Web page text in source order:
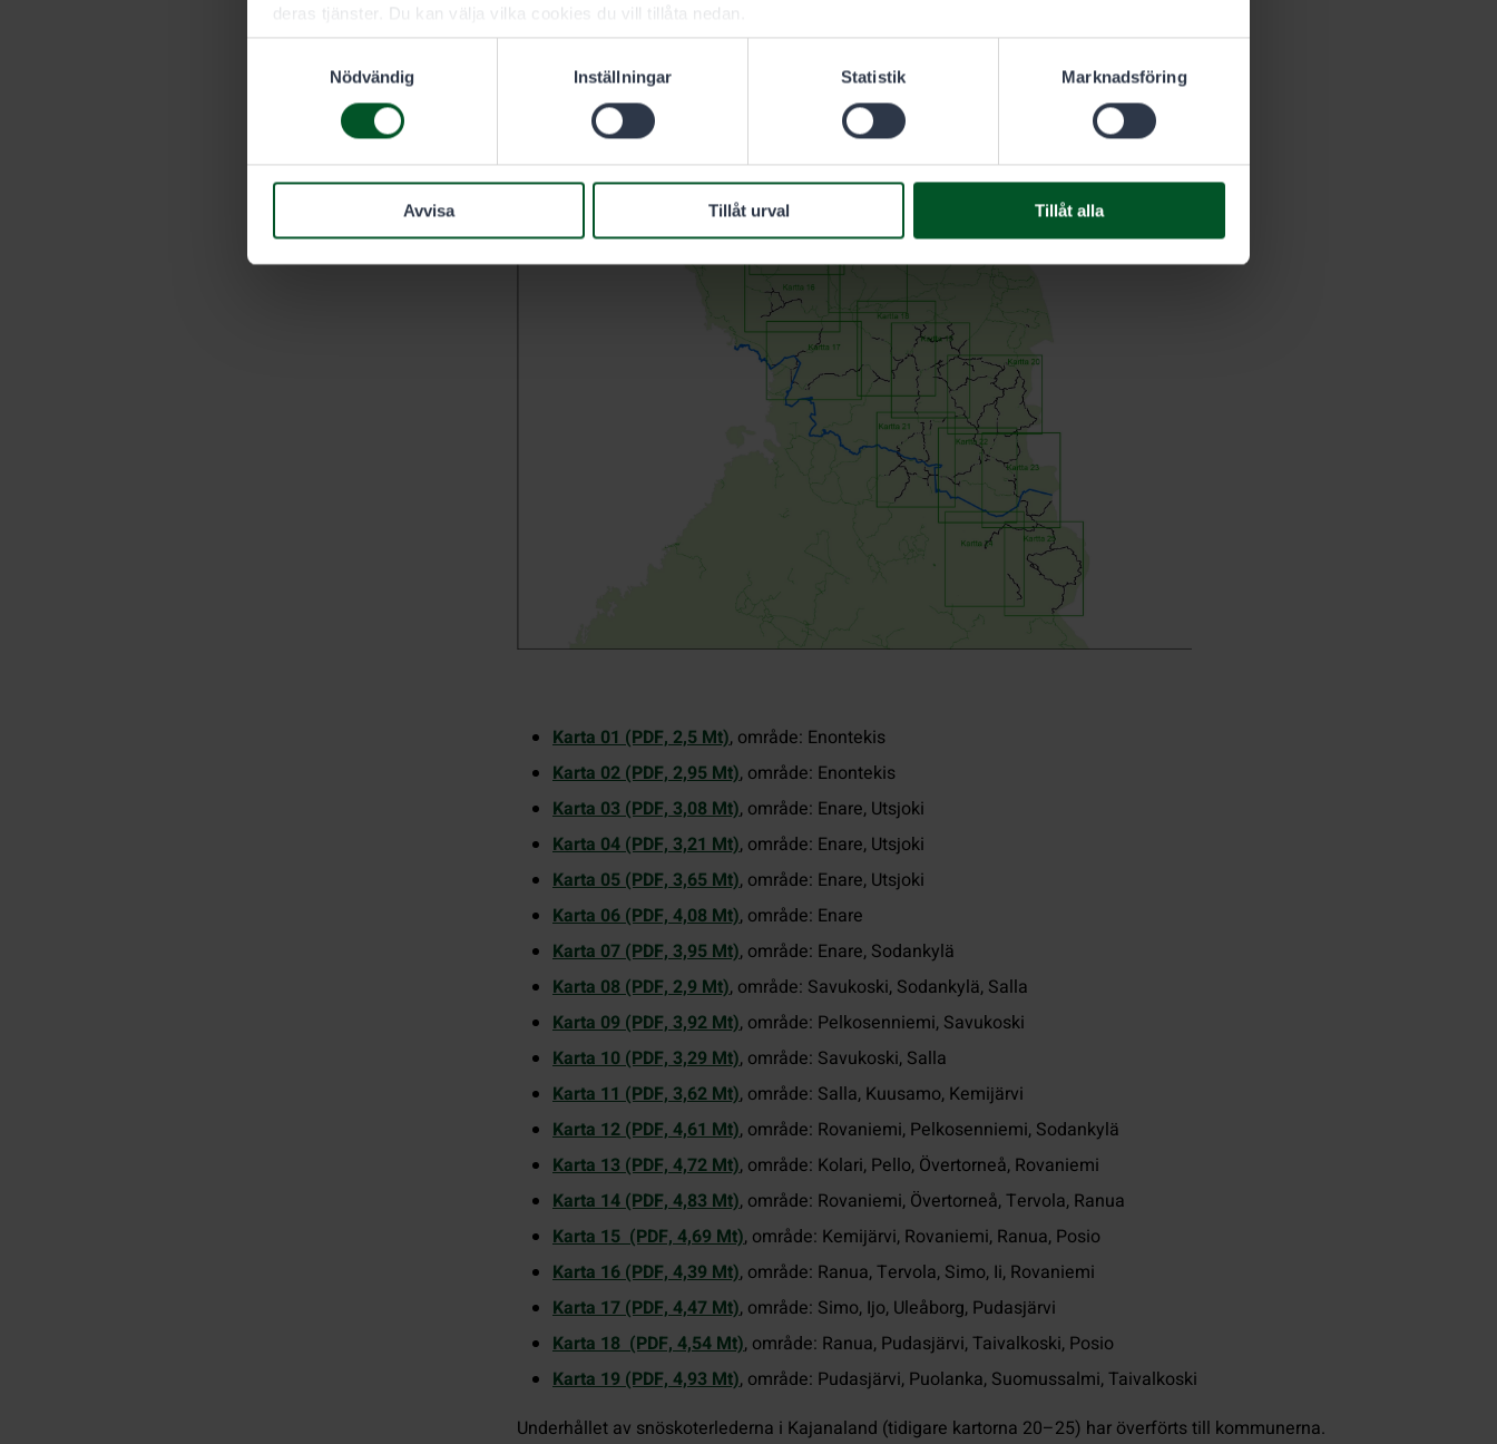
deras tjänster. Du kan välja vilka cookies du vill tillåta nedan.
Nödvändig
Inställningar Statistik Marknadsföring
Avvisa Tillåt urval Tillåt alla
Karta 01 (PDF, 2,5 Mt), område: Enontekis
Karta 02 (PDF, 2,95 Mt), område: Enontekis
Karta 03 (PDF, 3,08 Mt), område: Enare, Utsjoki
Karta 04 (PDF, 3,21 Mt), område: Enare, Utsjoki
Karta 05 (PDF, 3,65 Mt), område: Enare, Utsjoki
Karta 06 (PDF, 4,08 Mt), område: Enare
Karta 07 (PDF, 3,95 Mt), område: Enare, Sodankylä
Karta 08 (PDF, 2,9 Mt), område: Savukoski, Sodankylä, Salla
Karta 09 (PDF, 3,92 Mt), område: Pelkosenniemi, Savukoski
Karta 10 (PDF, 3,29 Mt), område: Savukoski, Salla
Karta 11 (PDF, 3,62 Mt), område: Salla, Kuusamo, Kemijärvi
Karta 12 (PDF, 4,61 Mt), område: Rovaniemi, Pelkosenniemi, Sodankylä
Karta 13 (PDF, 4,72 Mt), område: Kolari, Pello, Övertorneå, Rovaniemi
Karta 14 (PDF, 4,83 Mt), område: Rovaniemi, Övertorneå, Tervola, Ranua
Karta 15 (PDF, 4,69 Mt), område: Kemijärvi, Rovaniemi, Ranua, Posio
Karta 16 (PDF, 4,39 Mt), område: Ranua, Tervola, Simo, Ii, Rovaniemi
Karta 17 (PDF, 4,47 Mt), område: Simo, Ijo, Uleåborg, Pudasjärvi
Karta 18 (PDF, 4,54 Mt), område: Ranua, Pudasjärvi, Taivalkoski, Posio
Karta 19 (PDF, 4,93 Mt), område: Pudasjärvi, Puolanka, Suomussalmi, Taivalkoski
Underhållet av snöskoterlederna i Kajanaland (tidigare kartorna 20–25) har överförts till kommunerna.